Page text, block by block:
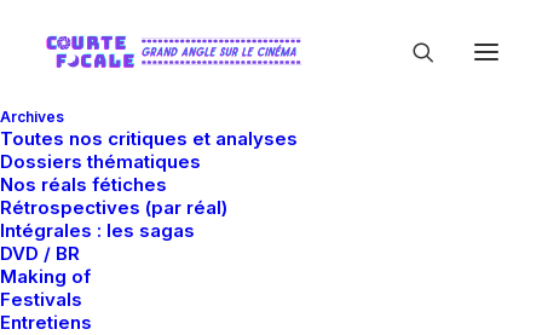
Archives
Toutes nos critiques et analyses
Dossiers thématiques
Nos réals fétiches
Rétrospectives (par réal)
Intégrales : les sagas
DVD / BR
Making of
Festivals
Entretiens